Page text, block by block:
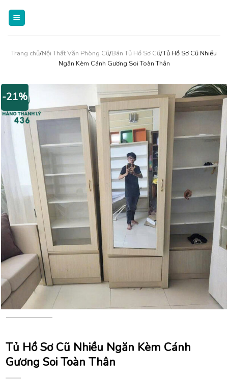
Trang chủ/Nội Thất Văn Phòng Cũ/Bán Tủ Hồ Sơ Cũ/Tủ Hồ Sơ Cũ Nhiều
Ngăn Kèm Cánh Gương Soi Toàn Thân
-21%
Tủ Hồ Sơ Cũ Nhiều Ngăn Kèm Cánh
Gương Soi Toàn Thân